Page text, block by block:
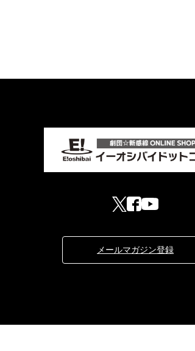
メールマガジン登録